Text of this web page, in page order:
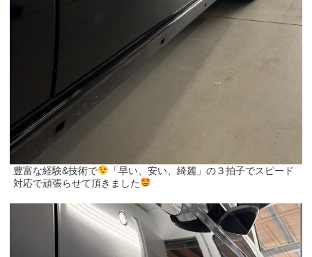
豊富な経験&技術で
「早い、安い、綺麗」の３拍子でスピード
対応で頑張らせて頂きました